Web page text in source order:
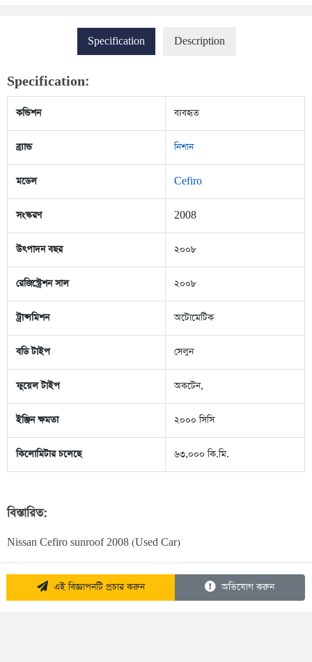
Specification Description
Specification:
কন্ডিশন ব্যবহৃত
ব্র্যান্ড নিশান
মডেল Cefiro
সংস্করণ 2008
উৎপাদন বছর ২০০৮
রেজিস্ট্রেশন সাল ২০০৮
ট্রান্সমিশন অটোমেটিক
বডি টাইপ সেলুন
ফুয়েল টাইপ অকটেন,
ইঞ্জিন ক্ষমতা ২০০০ সিসি
কিলোমিটার চলেছে ৬৩,০০০ কি.মি.
বিস্তারিত:
Nissan Cefiro sunroof 2008 (Used Car)
এই বিজ্ঞাপনটি প্রচার করুন অভিযোগ করুন